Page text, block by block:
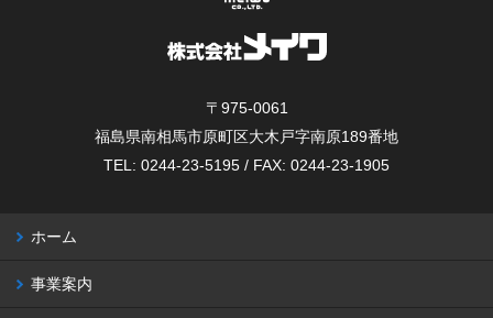
〒975-0061
福島県南相馬市原町区大木戸字南原189番地
TEL: 0244-23-5195 / FAX: 0244-23-1905
ホーム
事業案内